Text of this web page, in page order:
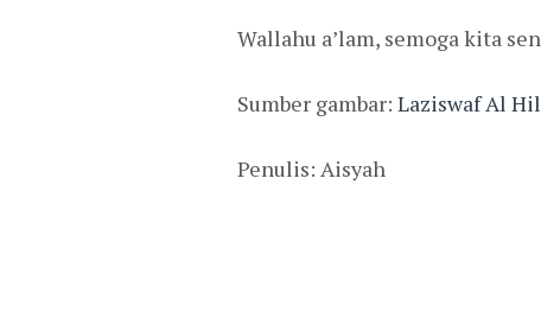
Wallahu a’lam, semoga kita
Sumber gambar: Laziswaf Al
Penulis: Aisyah